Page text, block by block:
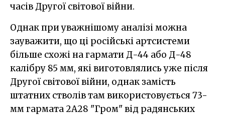
часів Другої світової війни.
Однак при уважнішому аналізі можна
зауважити, що ці російські артсистеми
більше схожі на гармати Д-44 або Д-48
калібру 85 мм, які виготовлялись уже після
Другої світової війни, однак замість
штатних стволів там використовується 73-
мм гармата 2А28 "Гром" від радянських